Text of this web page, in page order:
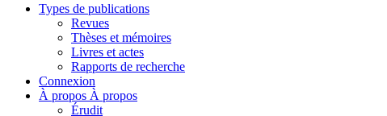
Types de publications
Revues
Thèses et mémoires
Livres et actes
Rapports de recherche
Connexion
À propos À propos
Érudit